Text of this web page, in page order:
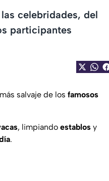
celebridades, del
participantes
salvaje de los famosos
, limpiando establos y
.